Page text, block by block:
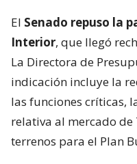
El Senado repuso la
Interior, que llegó
La Directora de
indicación incluye la
las funciones críticas,
relativa al mercado
terrenos para el Plan